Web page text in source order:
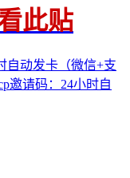
此贴
自动发卡（微信+支
邀请码：24小时自